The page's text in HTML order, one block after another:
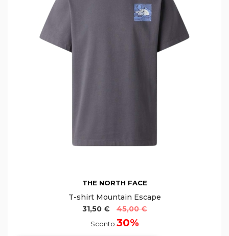
THE NORTH FACE
T-shirt Mountain Escape
31,50 €
45,00 €
Sconto 30%